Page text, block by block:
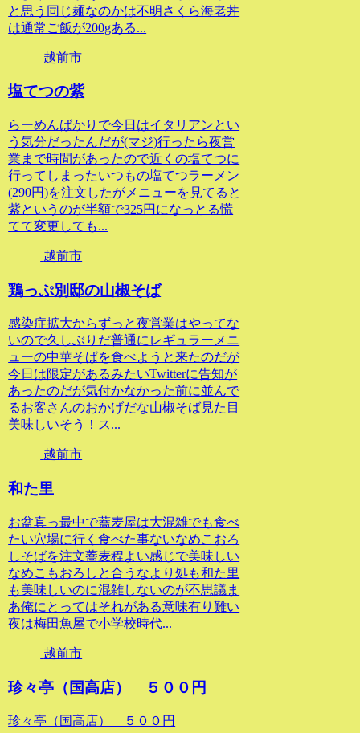
と思う同じ麺なのかは不明さくら海老丼
は通常ご飯が200gある...
越前市
塩てつの紫
らーめんばかりで今日はイタリアンとい
う気分だったんだが(マジ)行ったら夜営
業まで時間があったので近くの塩てつに
行ってしまったいつもの塩てつラーメン
(290円)を注文したがメニューを見てると
紫というのが半額で325円になっとる慌
てて変更しても...
越前市
鶏っぷ別邸の山椒そば
感染症拡大からずっと夜営業はやってな
いので久しぶりだ普通にレギュラーメニ
ューの中華そばを食べようと来たのだが
今日は限定があるみたいTwitterに告知が
あったのだが気付かなかった前に並んで
るお客さんのおかげだな山椒そば見た目
美味しいそう！ス...
越前市
和た里
お盆真っ最中で蕎麦屋は大混雑でも食べ
たい穴場に行く食べた事ないなめこおろ
しそばを注文蕎麦程よい感じで美味しい
なめこもおろしと合うなより処も和た里
も美味しいのに混雑しないのが不思議ま
あ俺にとってはそれがある意味有り難い
夜は梅田魚屋で小学校時代...
越前市
珍々亭（国高店） ５００円
珍々亭（国高店） ５００円